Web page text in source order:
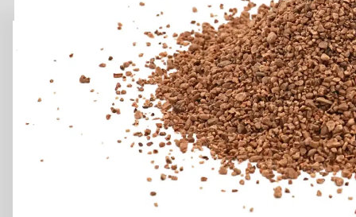
LAYKOLD PADEL ET
Request sample